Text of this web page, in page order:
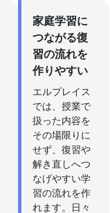
家庭学習に
つながる復
習の流れを
作りやすい
エルプレイス
では、授業で
扱った内容を
その場限りに
せず、復習や
解き直しへつ
なげやすい学
習の流れを作
れます。日々